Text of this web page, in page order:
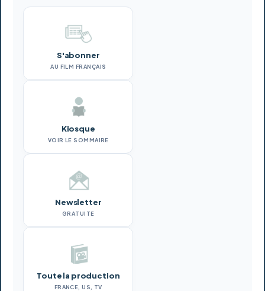
S'abonner
AU FILM FRANÇAIS
Kiosque
VOIR LE SOMMAIRE
Newsletter
GRATUITE
Toute la production
FRANCE, US, TV